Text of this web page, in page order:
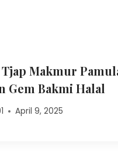
Makmur
Gem Bakmi Halal
April 9, 2025